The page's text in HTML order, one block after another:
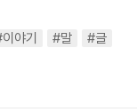
야기 #말
#글